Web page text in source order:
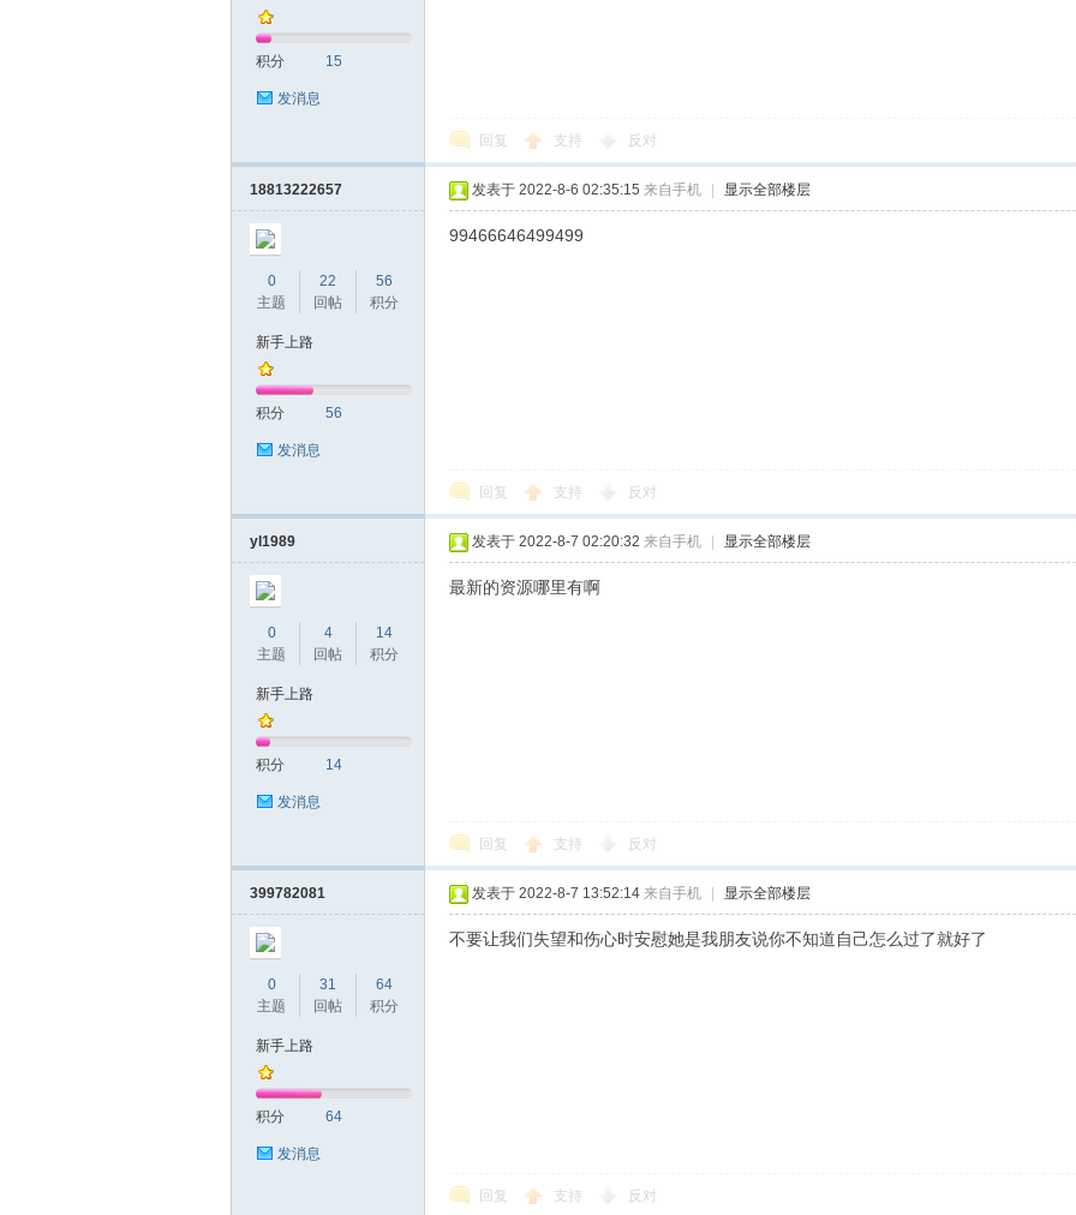
积分 15
发消息
回复 支持 反对
18813222657
0
主题
22
回帖
56
积分
新手上路
积分 56
发消息
发表于 2022-8-6 02:35:15 来自手机 显示全部楼层
99466646499499
回复 支持 反对
yl1989
0
主题
4
回帖
14
积分
新手上路
积分 14
发消息
发表于 2022-8-7 02:20:32 来自手机 显示全部楼层
最新的资源哪里有啊
回复 支持 反对
399782081
0
主题
31
回帖
64
积分
新手上路
积分 64
发消息
发表于 2022-8-7 13:52:14 来自手机 显示全部楼层
不要让我们失望和伤心时安慰她是我朋友说你不知道自己怎么过了就好了
回复 支持 反对